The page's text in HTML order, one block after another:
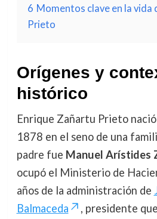
6 Momentos clave en la vida
Prieto
Orígenes y
histórico
Enrique Zañartu Prieto
1878 en el seno de una
padre fue Manuel Arístides
ocupó el Ministerio de
años de la administración de
Balmaceda
, presidente